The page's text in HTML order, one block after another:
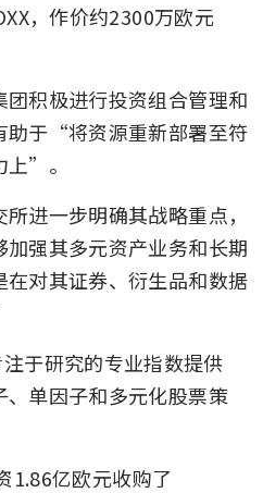
，作价约2300万欧元
积极进行投资组合管理和
助于“将资源重新部署至符
上”。
进一步明确其战略重点，
强其多元资产业务和长期
对其证券、衍生品和数据
于研究的专业指数提供
单因子和多元化股票策
1.86亿欧元收购了